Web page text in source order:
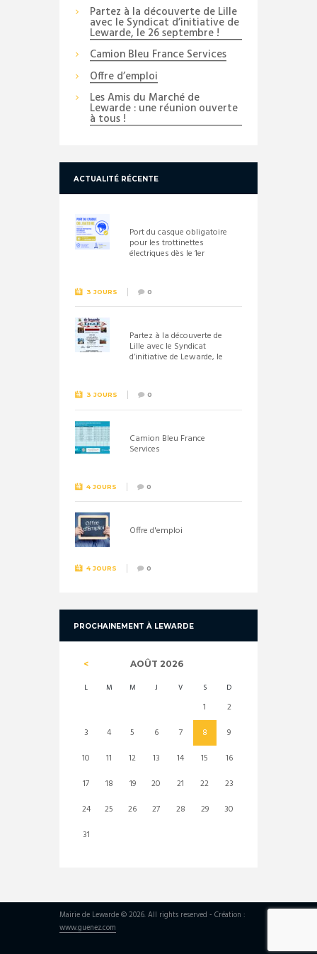
Partez à la découverte de Lille
avec le Syndicat d’initiative de
Lewarde, le 26 septembre !
Camion Bleu France Services
Offre d’emploi
Les Amis du Marché de
Lewarde : une réunion ouverte
à tous !
ACTUALITÉ RÉCENTE
Port du casque obligatoire
pour les trottinettes
électriques dès le 1er
3 JOURS 0
Partez à la découverte de
Lille avec le Syndicat
d’initiative de Lewarde, le
3 JOURS 0
Camion Bleu France
Services
4 JOURS 0
Offre d'emploi
4 JOURS 0
PROCHAINEMENT À LEWARDE
AOÛT 2026
L M M J V S D
1
2
3
4 5 6 7 8
9
10
11 12 13 14 15
16
17
18 19 20 21 22
23
24
25 26 27 28 29
30
31
Mairie de Lewarde © 2026. All rights reserved - Création :
www.guenez.com